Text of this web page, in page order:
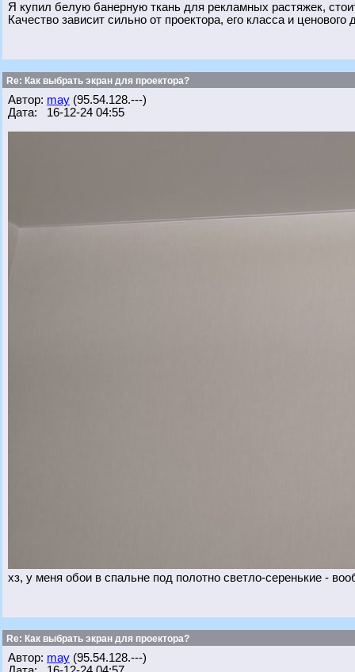
Я купил белую банерную ткань для рекламных растяжек,
Качество зависит сильно от проектора, его класса и
Re: Как выбрать экран для проектора?
Автор: may (95.54.128.---)
Дата: 16-12-24 04:55
хз, у меня обои в спальне под полотно светло-серенькие -
Re: Как выбрать экран для проектора?
Автор: may (95.54.128.---)